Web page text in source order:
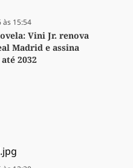
às 15:54
Vini Jr. renova
Madrid e assina
2032